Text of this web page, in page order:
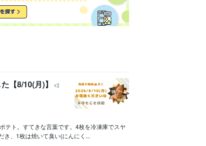
【8/10(月)】
テト。すてきな言葉です。4枚を冷凍庫でスヤ
き、1枚は焼いて臭い(にんにく...